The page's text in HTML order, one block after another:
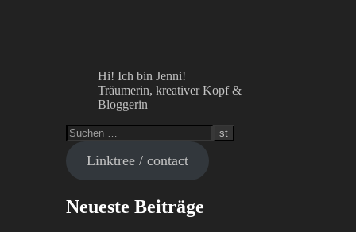
Hi! Ich bin Jenni!
Träumerin, kreativer Kopf &
Bloggerin
Linktree / contact
Neueste Beiträge